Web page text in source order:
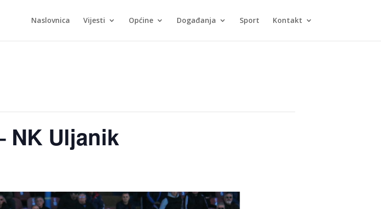
Naslovnica Vijesti Općine Događanja Sport Kontakt
NK Uljanik